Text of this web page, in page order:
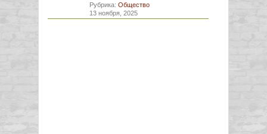
Рубрика: Общество
13 ноября, 2025